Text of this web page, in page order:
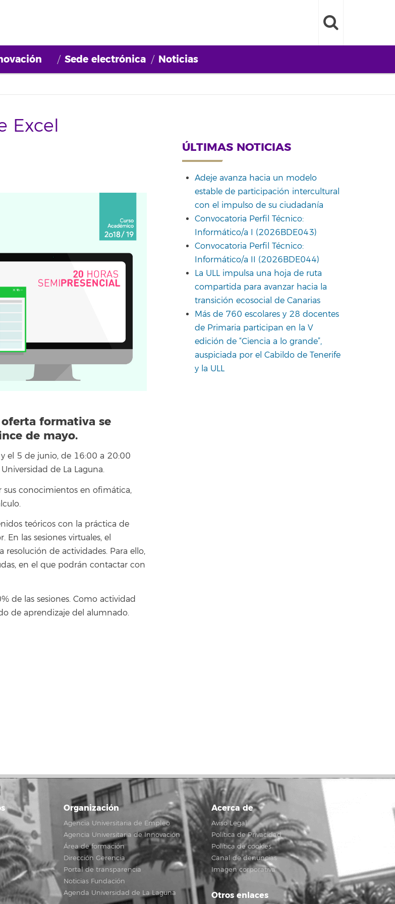
Sede electrónica Noticias
Excel
formativa se
de mayo.
y el 5 de junio, de 16:00 a 20:00
de La Laguna.
sus conocimientos en ofimática,
teóricos con la práctica de
las sesiones virtuales, el
de actividades. Para ello,
en el que podrán contactar con
de las sesiones. Como actividad
de aprendizaje del alumnado.
ÚLTIMAS NOTICIAS
Adeje avanza hacia un modelo
estable de participación intercultural
con el impulso de su ciudadanía
Convocatoria Perfil Técnico:
Informático/a I (2026BDE043)
Convocatoria Perfil Técnico:
Informático/a II (2026BDE044)
La ULL impulsa una hoja de ruta
compartida para avanzar hacia la
transición ecosocial de Canarias
Más de 760 escolares y 28 docentes
de Primaria participan en la V
edición de “Ciencia a lo grande”,
auspiciada por el Cabildo de Tenerife
y la ULL
Organización
Agencia Universitaria de Empleo
Agencia Universitaria de Innovación
Área de formación
Dirección Gerencia
Portal de transparencia
Noticias Fundación
Agenda Universidad de La Laguna
Acerca de
Aviso Legal
Política de Privacidad
Política de cookies
Canal de denuncias
Imagen corporativa
Otros enlaces